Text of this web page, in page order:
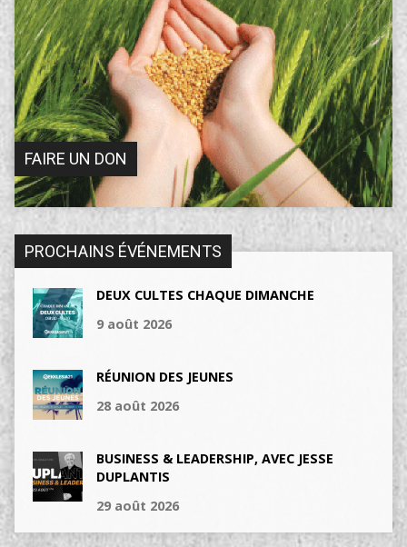
FAIRE UN DON
PROCHAINS ÉVÉNEMENTS
DEUX CULTES CHAQUE DIMANCHE
9 août 2026
RÉUNION DES JEUNES
28 août 2026
BUSINESS & LEADERSHIP, AVEC JESSE
DUPLANTIS
29 août 2026